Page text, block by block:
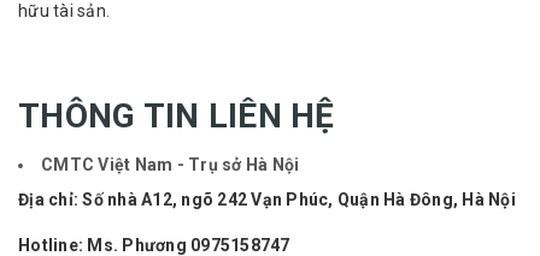
hữu tài sản.
THÔNG TIN LIÊN HỆ
CMTC Việt Nam - Trụ sở Hà Nội
Địa chỉ:Số nhà A12, ngõ 242 Vạn Phúc, Quận Hà Đông, Hà Nội
Hotline: Ms. Phương 0975158747